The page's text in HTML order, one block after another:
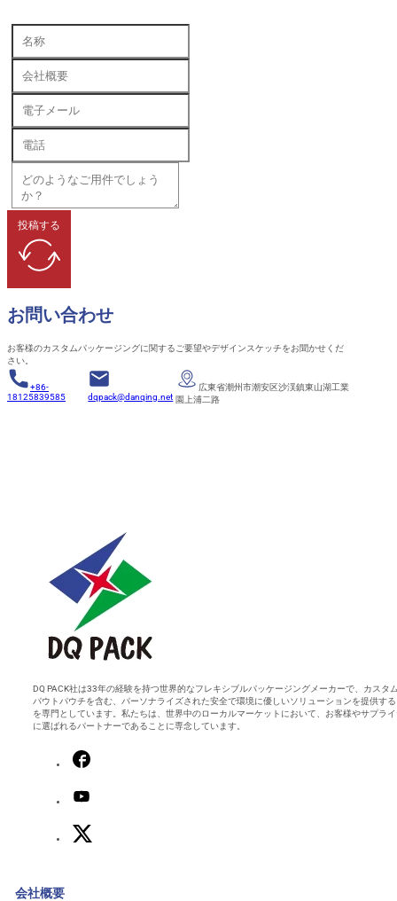
投稿する
お問い合わせ
お客様のカスタムパッケージングに関するご要望やデザインスケッチをお聞かせくだ
さい。
+86-
18125839585
dqpack@danqing.net
広東省潮州市潮安区沙渓鎮東山湖工業
園上浦二路
DQ PACK社は33年の経験を持つ世界的なフレキシブルパッケージングメーカーで、カスタ
パウトパウチを含む、パーソナライズされた安全で環境に優しいソリューションを提供す
を専門としています。私たちは、世界中のローカルマーケットにおいて、お客様やサプラ
に選ばれるパートナーであることに専念しています。
会社概要